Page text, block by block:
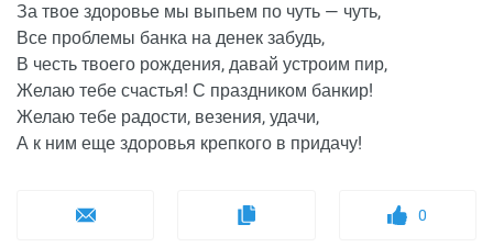
За твое здоровье мы выпьем по чуть — чуть,
Все проблемы банка на денек забудь,
В честь твоего рождения, давай устроим пир,
Желаю тебе счастья! С праздником банкир!
Желаю тебе радости, везения, удачи,
А к ним еще здоровья крепкого в придачу!
0